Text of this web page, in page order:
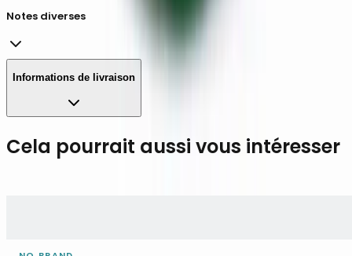
Notes diverses
Informations de livraison
Cela pourrait aussi vous intéresser